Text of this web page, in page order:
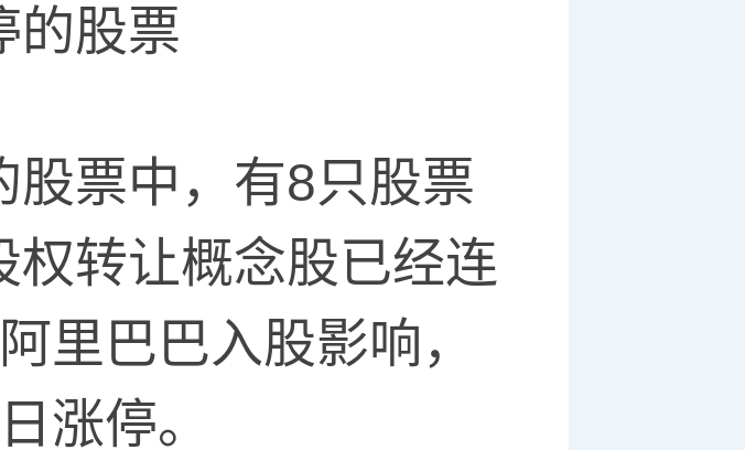
股票
票中，有8只股票
转让概念股已经连
里巴巴入股影响，
涨停。